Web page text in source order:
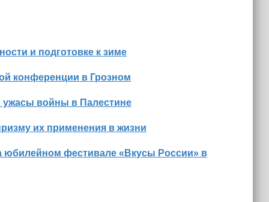
и подготовке к зиме
конференции в Грозном
ужасы войны в Палестине
их применения в жизни
юбилейном фестивале «Вкусы России» в